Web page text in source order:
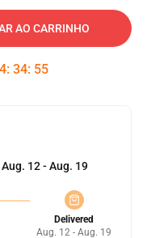
AO CARRINHO
: 34: 54
Aug. 12 - Aug. 19
Delivered
Aug. 12 - Aug. 19